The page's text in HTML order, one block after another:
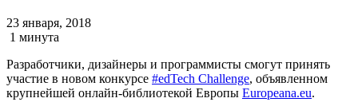
23 января, 2018
1 минута
Разработчики, дизайнеры и программисты cмогут принять
участие в новом конкурсе #edTech Challenge, объявленном
крупнейшей онлайн-библиотекой Европы Europeana.eu.